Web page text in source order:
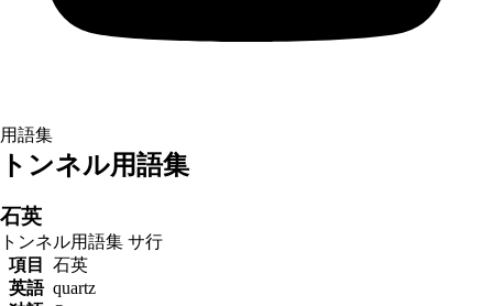
用語集
トンネル用語集
石英
トンネル用語集 サ行
項目
石英
英語 quartz